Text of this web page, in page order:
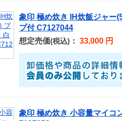
象印 極め炊き IH炊飯ジャー
プ付 C7127044
想定売価(税込) ： 33,000 円
象印 極め炊き 小容量マイコ